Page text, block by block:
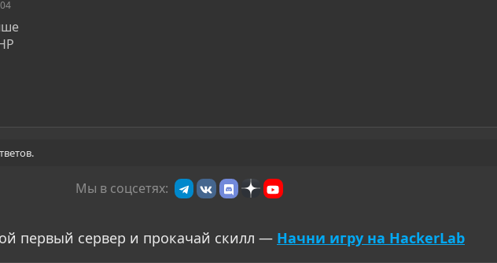
Мы в соцсетях:
первый сервер и прокачай скилл — Начни игру на HackerLab